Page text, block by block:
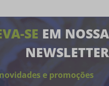
SE EM NOSSA
NEWSLETTER
novidades e promoções